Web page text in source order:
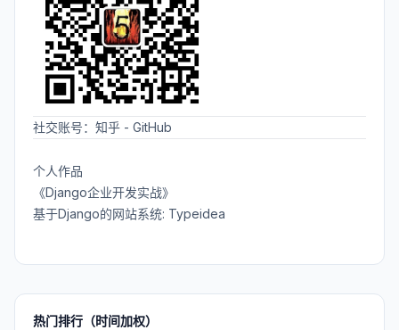
社交账号： 知乎 - GitHub
个人作品
《Django企业开发实战》
基于Django的网站系统: Typeidea
热门排行（时间加权）